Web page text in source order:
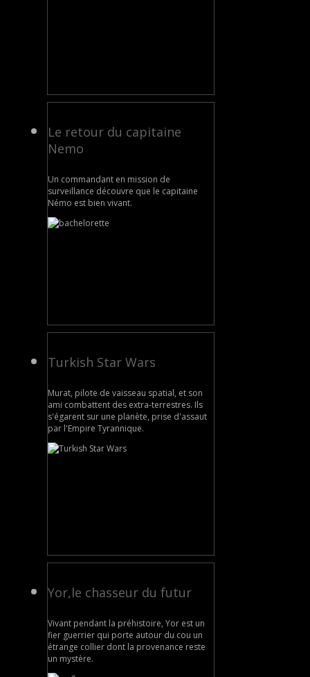
Le retour du capitaine
Nemo
Un commandant en mission de
surveillance découvre que le capitaine
Némo est bien vivant.
Turkish Star Wars
Murat, pilote de vaisseau spatial, et son
ami combattent des extra-terrestres. Ils
s'égarent sur une planète, prise d'assaut
par l'Empire Tyrannique.
Yor,le chasseur du futur
Vivant pendant la préhistoire, Yor est un
fier guerrier qui porte autour du cou un
étrange collier dont la provenance reste
un mystère.